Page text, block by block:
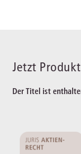
Jetzt
Der Titel ist